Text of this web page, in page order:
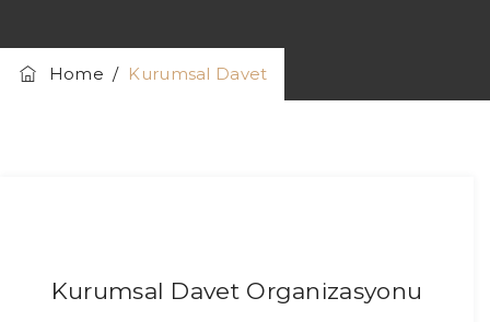
Home / Kurumsal Davet
Kurumsal Davet Organizasyonu